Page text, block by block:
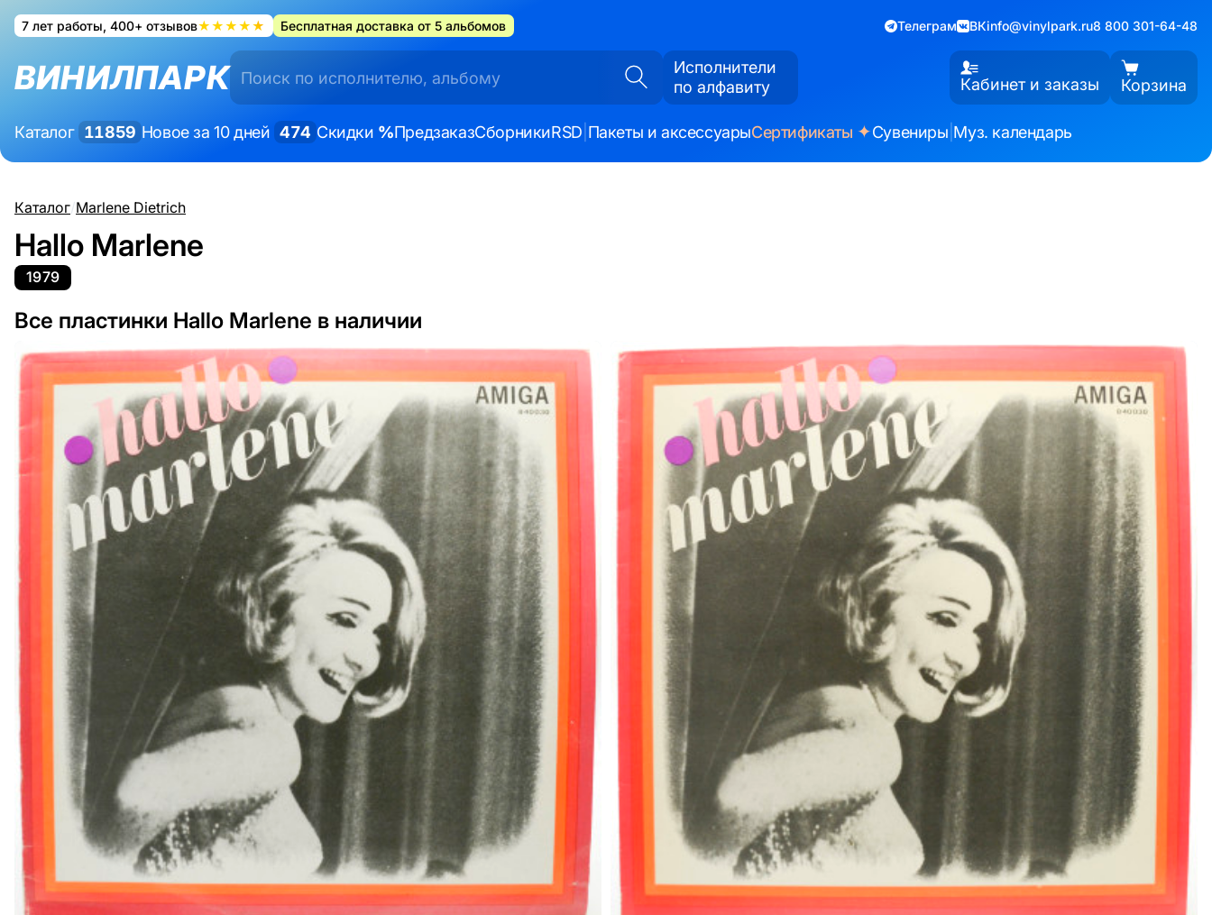
7 лет работы, 400+ отзывов★★★★★ Бесплатная доставка от 5 альбомов Телеграм ВКinfo@vinylpark.ru8 800 301-64-48
ВИНИЛПАРК
Исполнители
по алфавиту
Кабинет и заказы Корзина
Каталог 11859 Новое за 10 дней 474 Скидки %ПредзаказСборникиRSD Пакеты и аксессуарыСертификаты ✦Сувениры Муз. календарь
Каталог/Marlene Dietrich
Hallo Marlene
1979
Все пластинки Hallo Marlene в наличии